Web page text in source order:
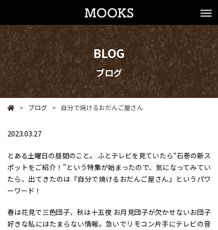
BLOG
ブログ
> ブログ > 自分で焼けるおだんご屋さん
2023.03.27
とある土曜日の昼間のこと。 ふとテレビを見ていたら“石巻の新ス
ポットをご紹介！”という特集が始まったので、気になってみてい
たら、出てきたのは『自分で焼けるおだんご屋さん』というパワ
ーワード！
春は花見で三色団子、秋は十五夜 お月見団子が欠かせないお団子
好きな私にはたまらない情報。急いでリモコン片手にテレビの音